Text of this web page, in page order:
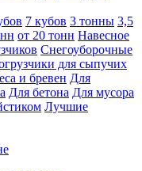
7 кубов 3 тонны 3,5
от 20 тонн Навесное
Снегоуборочные
для сыпучих
и бревен Для
Для бетона Для мусора
Лучшие